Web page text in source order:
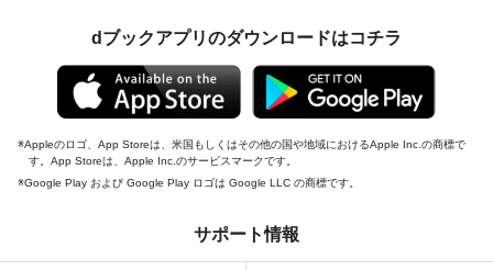
dブックアプリのダウンロードはコチラ
Appleのロゴ、App Storeは、米国もしくはその他の国や地域におけるApple Inc.の商標で
す。App Storeは、Apple Inc.のサービスマークです。
Google Play および Google Play ロゴは Google LLC の商標です。
サポート情報